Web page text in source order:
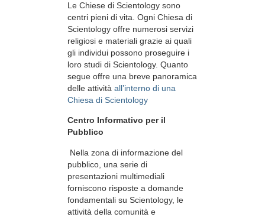
Le Chiese di Scientology sono
centri pieni di vita. Ogni Chiesa di
Scientology offre numerosi servizi
religiosi e materiali grazie ai quali
gli individui possono proseguire i
loro studi di Scientology. Quanto
segue offre una breve panoramica
delle attività all’interno di una
Chiesa di Scientology
Centro Informativo per il
Pubblico
Nella zona di informazione del
pubblico, una serie di
presentazioni multimediali
forniscono risposte a domande
fondamentali su Scientology, le
attività della comunità e